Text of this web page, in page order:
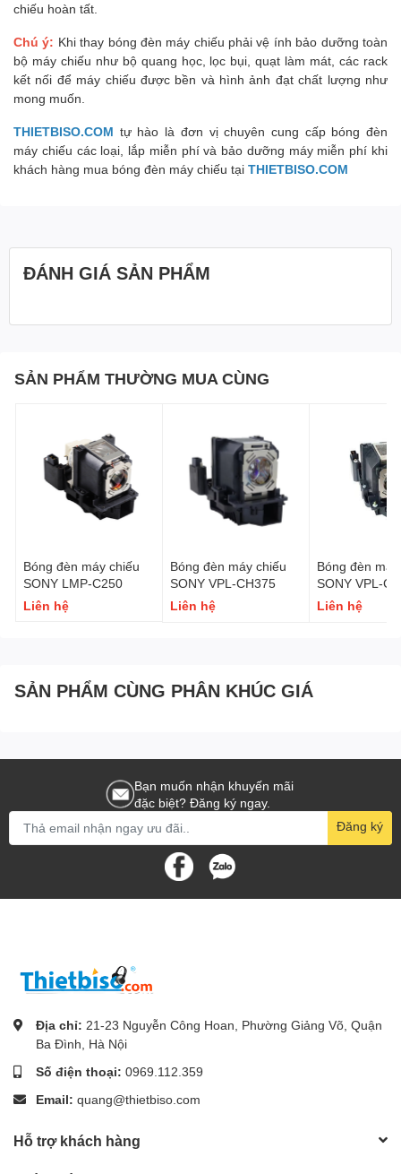
chiếu hoàn tất.
Chú ý: Khi thay bóng đèn máy chiếu phải vệ ính bảo dưỡng toàn
bộ máy chiếu như bộ quang học, lọc bụi, quạt làm mát, các rack
kết nối để máy chiếu được bền và hình ảnh đạt chất lượng như
mong muốn.
THIETBISO.COM tự hào là đơn vị chuyên cung cấp bóng đèn
máy chiếu các loại, lắp miễn phí và bảo dưỡng máy miễn phí khi
khách hàng mua bóng đèn máy chiếu tại THIETBISO.COM
ĐÁNH GIÁ SẢN PHẨM
SẢN PHẨM THƯỜNG MUA CÙNG
Bóng đèn máy chiếu
SONY LMP-C250
Liên hệ
Bóng đèn máy chiếu
SONY VPL-CH375
Liên hệ
Bóng đèn
SONY VPL-
Liên hệ
SẢN PHẨM CÙNG PHÂN KHÚC GIÁ
Bạn muốn nhận khuyến mãi
đặc biệt? Đăng ký ngay.
Đăng ký
Địa chỉ: 21-23 Nguyễn Công Hoan, Phường Giảng Võ, Quận
Ba Đình, Hà Nội
Số điện thoại: 0969.112.359
Email: quang@thietbiso.com
Hỗ trợ khách hàng